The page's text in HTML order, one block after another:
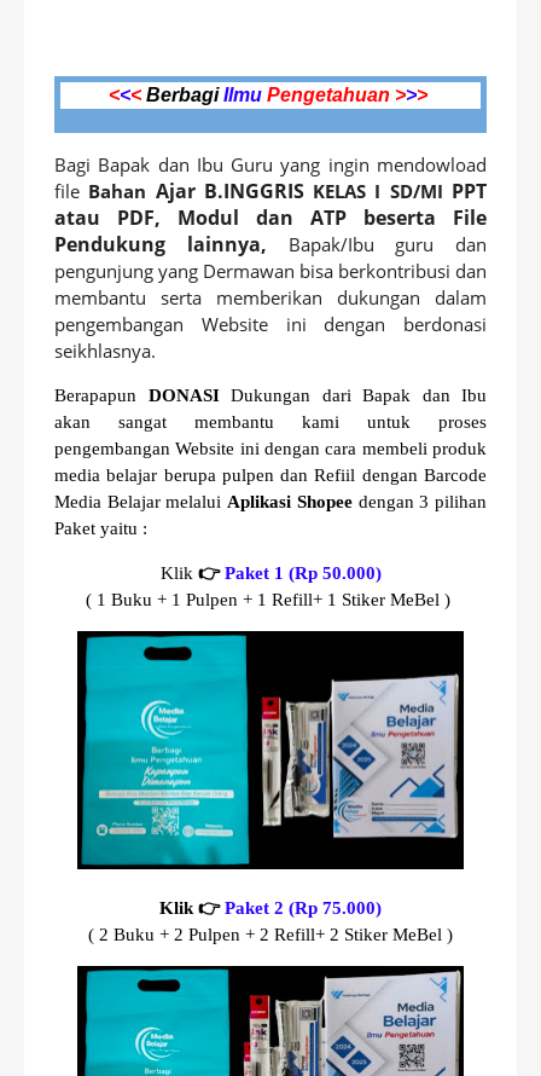
<<< BerbagiIlmu Pengetahuan >>>
Bagi Bapak dan Ibu Guru yang ingin mendowload
file Bahan Ajar B.INGGRIS KELAS I SD/MI PPT
atau PDF, Modul dan ATP beserta File
Pendukung lainnya,
Bapak/Ibu guru dan
pengunjung yang Dermawan bisa berkontribusi dan
membantu serta memberikan dukungan dalam
pengembangan Website ini dengan berdonasi
seikhlasnya.
Berapapun DONASIDukungan dari Bapak dan Ibu
akan sangat membantu kami untuk proses
pengembangan Website ini dengan cara membeli produk
media belajar berupa pulpen dan Refiil dengan Barcode
Media Belajar melalui Aplikasi Shopeedengan 3 pilihan
Paket yaitu :
Klik 👉Paket 1 (Rp 50.000)
( 1 Buku + 1 Pulpen + 1 Refill+ 1 Stiker MeBel )
Klik 👉Paket 2 (Rp 75.000)
( 2 Buku + 2 Pulpen + 2 Refill+ 2 Stiker MeBel )